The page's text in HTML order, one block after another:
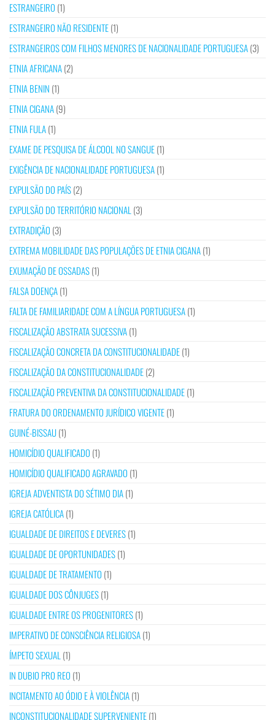
ESTRANGEIRO (1)
ESTRANGEIRO NÃO RESIDENTE(1)
ESTRANGEIROS COM FILHOS MENORES DE NACIONALIDADE PORTUGUESA(3)
ETNIA AFRICANA(2)
ETNIA BENIN (1)
ETNIA CIGANA(9)
ETNIA FULA(1)
EXAME DE PESQUISA DE ÁLCOOL NO SANGUE(1)
EXIGÊNCIA DE NACIONALIDADE PORTUGUESA(1)
EXPULSÃO DO PAÍS(2)
EXPULSÃO DO TERRITÓRIO NACIONAL (3)
EXTRADIÇÃO (3)
EXTREMA MOBILIDADE DAS POPULAÇÕES DE ETNIA CIGANA(1)
EXUMAÇÃO DE OSSADAS(1)
FALSA DOENÇA(1)
FALTA DE FAMILIARIDADE COM A LÍNGUA PORTUGUESA(1)
FISCALIZAÇÃO ABSTRATA SUCESSIVA(1)
FISCALIZAÇÃO CONCRETA DA CONSTITUCIONALIDADE(1)
FISCALIZAÇÃO DA CONSTITUCIONALIDADE(2)
FISCALIZAÇÃO PREVENTIVA DA CONSTITUCIONALIDADE(1)
FRATURA DO ORDENAMENTO JURÍDICO VIGENTE(1)
GUINÉ-BISSAU(1)
HOMICÍDIO QUALIFICADO (1)
HOMICÍDIO QUALIFICADO AGRAVADO (1)
IGREJA ADVENTISTA DO SÉTIMO DIA(1)
IGREJA CATÓLICA(1)
IGUALDADE DE DIREITOS E DEVERES(1)
IGUALDADE DE OPORTUNIDADES(1)
IGUALDADE DE TRATAMENTO (1)
IGUALDADE DOS CÔNJUGES(1)
IGUALDADE ENTRE OS PROGENITORES(1)
IMPERATIVO DE CONSCIÊNCIA RELIGIOSA(1)
ÍMPETO SEXUAL (1)
IN DUBIO PRO REO (1)
INCITAMENTO AO ÓDIO E À VIOLÊNCIA(1)
INCONSTITUCIONALIDADE SUPERVENIENTE(1)